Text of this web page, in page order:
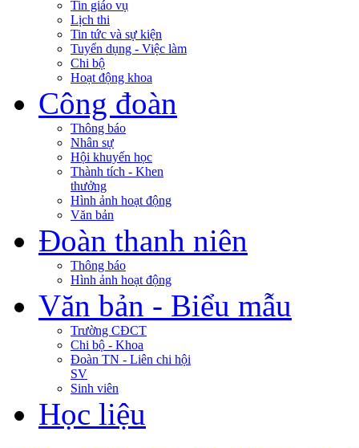
Tin giáo vụ
Lịch thi
Tin tức và sự kiện
Tuyển dụng - Việc làm
Chi bộ
Hoạt động khoa
Công đoàn
Thông báo
Nhân sự
Hội khuyến học
Thành tích - Khen
thưởng
Hình ảnh hoạt động
Văn bản
Đoàn thanh niên
Thông báo
Hình ảnh hoạt động
Văn bản - Biểu mẫu
Trường CĐCT
Chi bộ - Khoa
Đoàn TN - Liên chi hội
SV
Sinh viên
Học liệu